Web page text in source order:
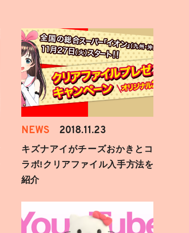
NEWS 2018.11.23
キズナアイがチーズおかきとコ
ラボ!クリアファイル入手方法を
紹介